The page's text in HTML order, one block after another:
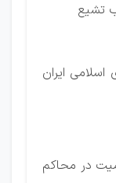
تشیع
ایران
در محاکم